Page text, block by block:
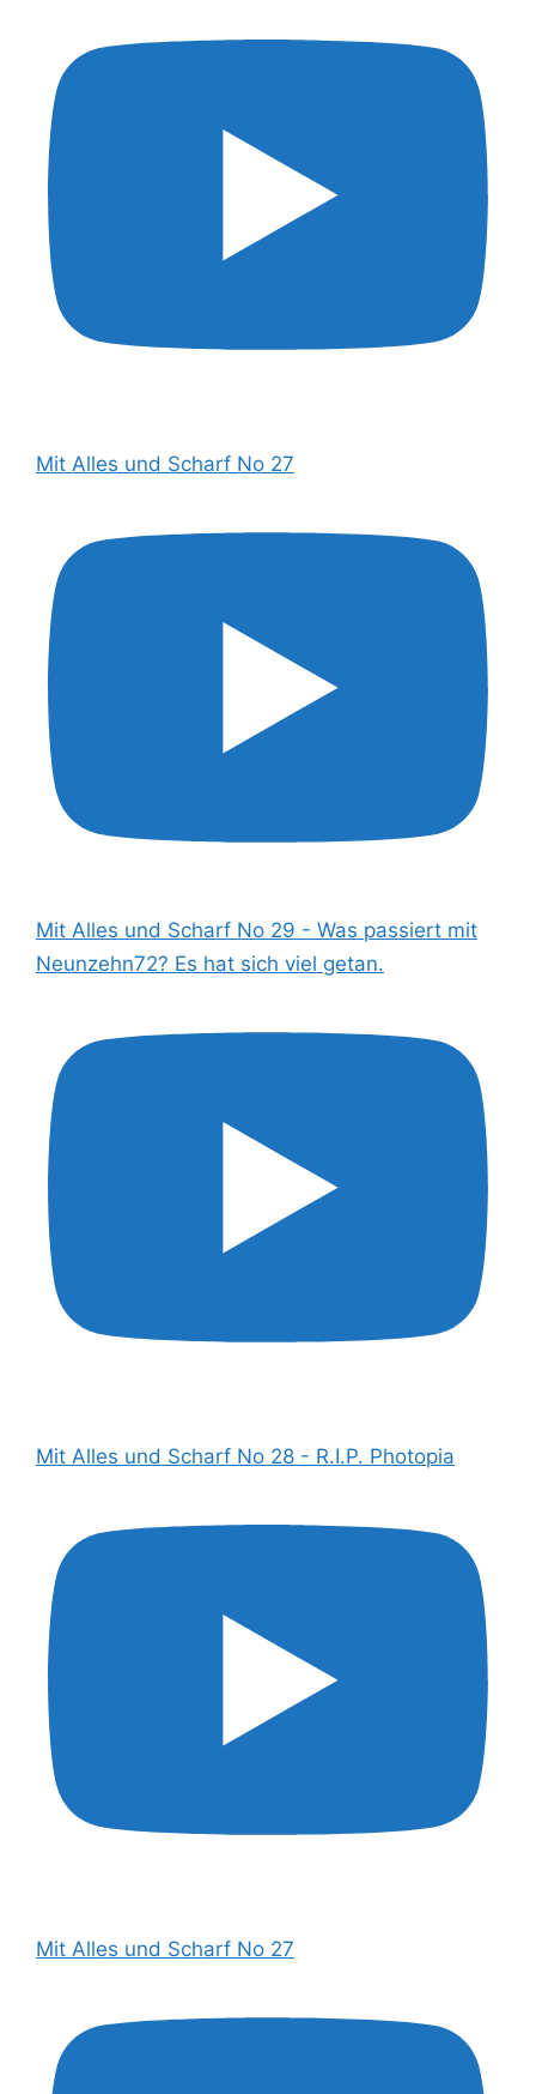
Mit Alles und Scharf No 27
Mit Alles und Scharf No 29 - Was passiert mit
Neunzehn72? Es hat sich viel getan.
Mit Alles und Scharf No 28 - R.I.P. Photopia
Mit Alles und Scharf No 27